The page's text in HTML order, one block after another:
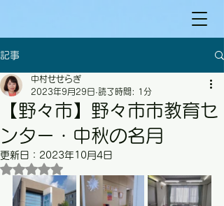
記事
【野々市】野々市市教育セ
ンター・中秋の名月
中村せせらぎ
2023年9月29日 読了時間: 1分
更新日： 2023年10月4日
5つ星のうちNaNと評価されています。